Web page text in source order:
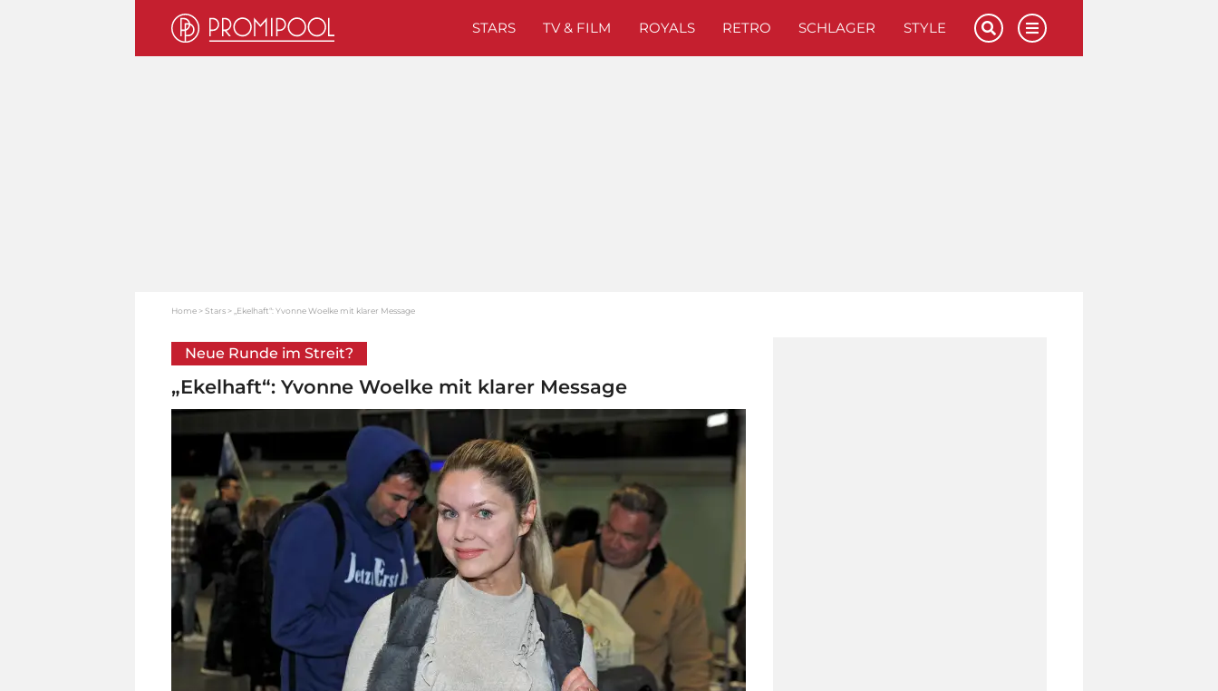
STARS TV & FILM ROYALS RETRO SCHLAGER STYLE
Home Stars „Ekelhaft“: Yvonne Woelke mit klarer Message
Neue Runde im Streit?
„Ekelhaft“: Yvonne Woelke mit klarer Message